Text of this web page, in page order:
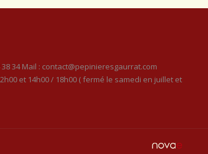
38 34 Mail : contact@pepinieresgaurrat.com
et 14h00 / 18h00 ( fermé le samedi en juillet et